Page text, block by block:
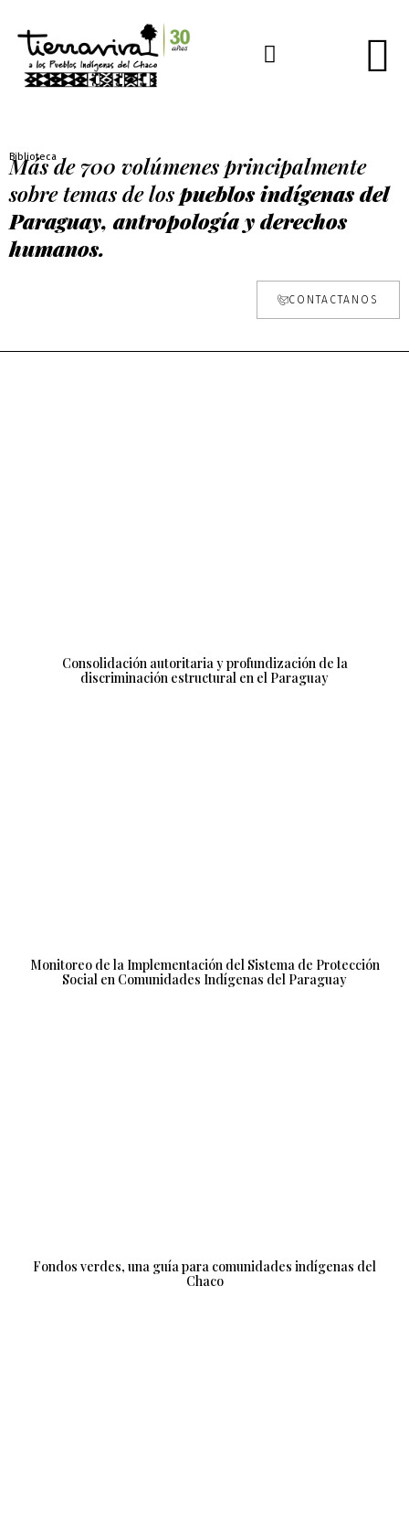
Biblioteca
Más de 700 volúmenes principalmente
sobre temas de lospueblos indígenas del
Paraguay, antropología y derechos
humanos.
CONTACTANOS
Consolidación autoritaria y profundización de la
discriminación estructural en el Paraguay
Monitoreo de la Implementación del Sistema de Protección
Social en Comunidades Indígenas del Paraguay
Fondos verdes, una guía para comunidades indígenas del
Chaco